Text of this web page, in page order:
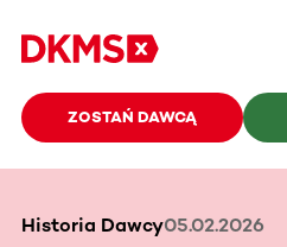
ZOSTAŃ DAWCĄ
Historia Dawcy05.02.2026